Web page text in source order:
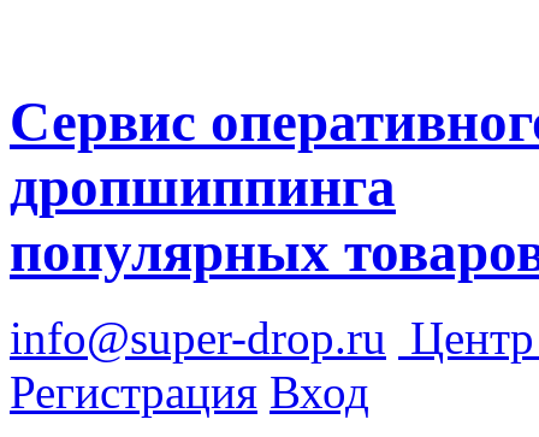
Сервис
дропшиппинга
популярных
info@super-drop.ru
Регистрация Вход